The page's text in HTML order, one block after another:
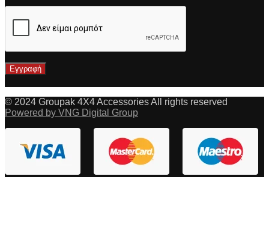
© 2024 Groupak 4X4 Accessories All rights reserved
Powered by VNG Digital Group